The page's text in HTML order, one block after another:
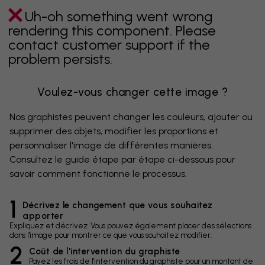
Uh-oh something went wrong
rendering this component. Please
contact customer support if the
problem persists.
Voulez-vous changer cette image ?
Nos graphistes peuvent changer les couleurs, ajouter ou
supprimer des objets, modifier les proportions et
personnaliser l'image de différentes manières.
Consultez le guide étape par étape ci-dessous pour
savoir comment fonctionne le processus.
1
Décrivez le changement que vous souhaitez
apporter
Expliquez et décrivez. Vous pouvez également placer des sélections
dans l'image pour montrer ce que vous souhaitez modifier.
2 Coût de l'intervention du graphiste
Payez les frais de l'intervention du graphiste pour un montant de